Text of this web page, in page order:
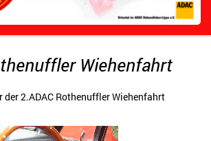
Wiehenfahrt
der 2.ADAC Rothenuffler Wiehenfahrt